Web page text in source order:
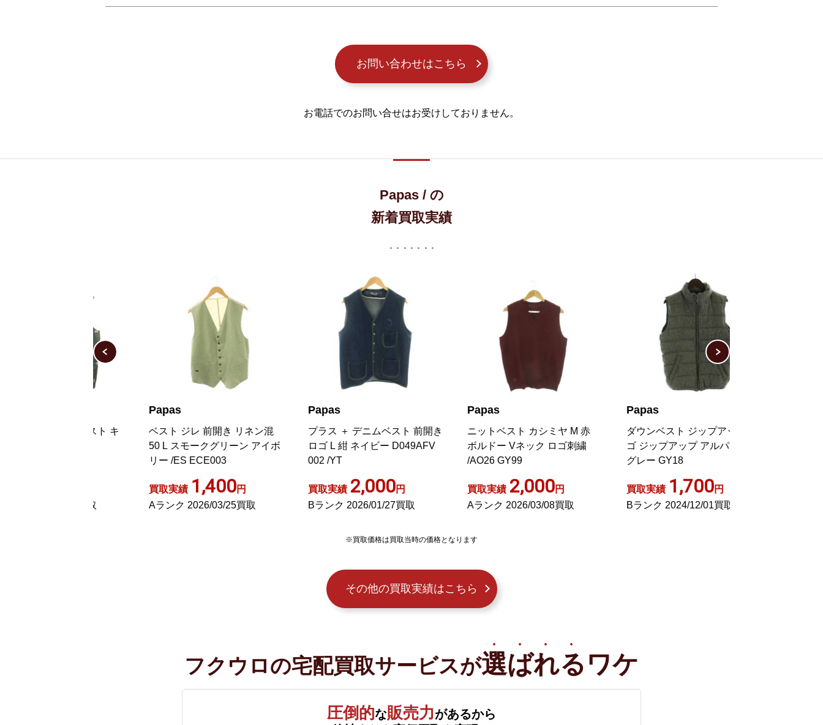
お問い合わせはこちら
お電話でのお問い合せはお受けしておりません。
Papas / の
新着買取実績
ベスト ジレ 前開き リネン混
50 L スモークグリーン アイボ
リー /ES ECE003
1,400
Aランク 2026/03/25買取
プラス ＋ デニムベスト 前開き
ロゴ L 紺 ネイビー D049AFV
2,000円
Bランク 2026/01/27買取
ニットベスト カシミヤ M 赤
ボルドー Vネック ロゴ刺繍
/AO26 GY99
2,000円
Aランク 2026/03/08買取
ダウンベスト ジップアップ ロ
ゴ ジップアップ アルパカ混 S
グレー GY18
1,700
Bランク 2024/12/01買取
※買取価格は買取当時の価格となります
その他の買取実績はこちら
フクウロの宅配買取サービスが選ばれるワケ
圧倒的な販売力があるから